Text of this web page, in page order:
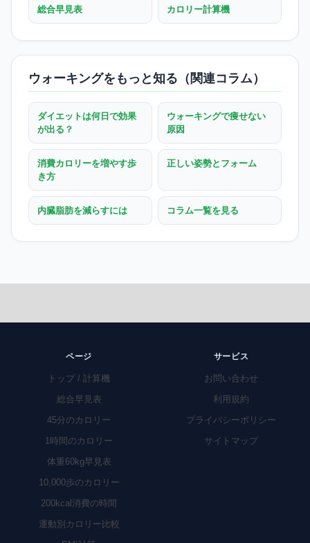
総合早見表 カロリー計算機
ウォーキングをもっと知る（関連コラム）
ダイエットは何日で効果
が出る？
ウォーキングで痩せない
原因
消費カロリーを増やす歩
き方
正しい姿勢とフォーム
内臓脂肪を減らすには コラム一覧を見る
ページ
トップ / 計算機
総合早見表
45分のカロリー
1時間のカロリー
体重60kg早見表
10,000歩のカロリー
200kcal消費の時間
運動別カロリー比較
サービス
お問い合わせ
利用規約
プライバシーポリシー
サイトマップ